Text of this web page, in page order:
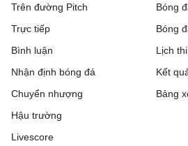
Trên đường Pitch
Trực tiếp
Bóng
Bóng
Bình luận
Nhận định bóng đá
Chuyển nhượng
Hậu trường
Livescore
Lịch
Kết
Bảng